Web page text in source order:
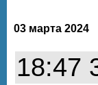
03 марта 2024
18:47